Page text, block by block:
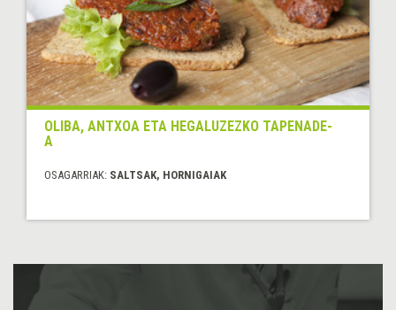
OLIBA, ANTXOA ETA HEGALUZEZKO TAPENADE-
A
OSAGARRIAK: SALTSAK, HORNIGAIAK